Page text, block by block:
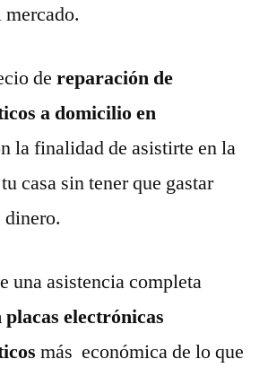
de reparación de
a domicilio en
la finalidad de asistirte en la
casa sin tener que gastar
dinero.
una asistencia completa
electrónicas
más económica de lo que